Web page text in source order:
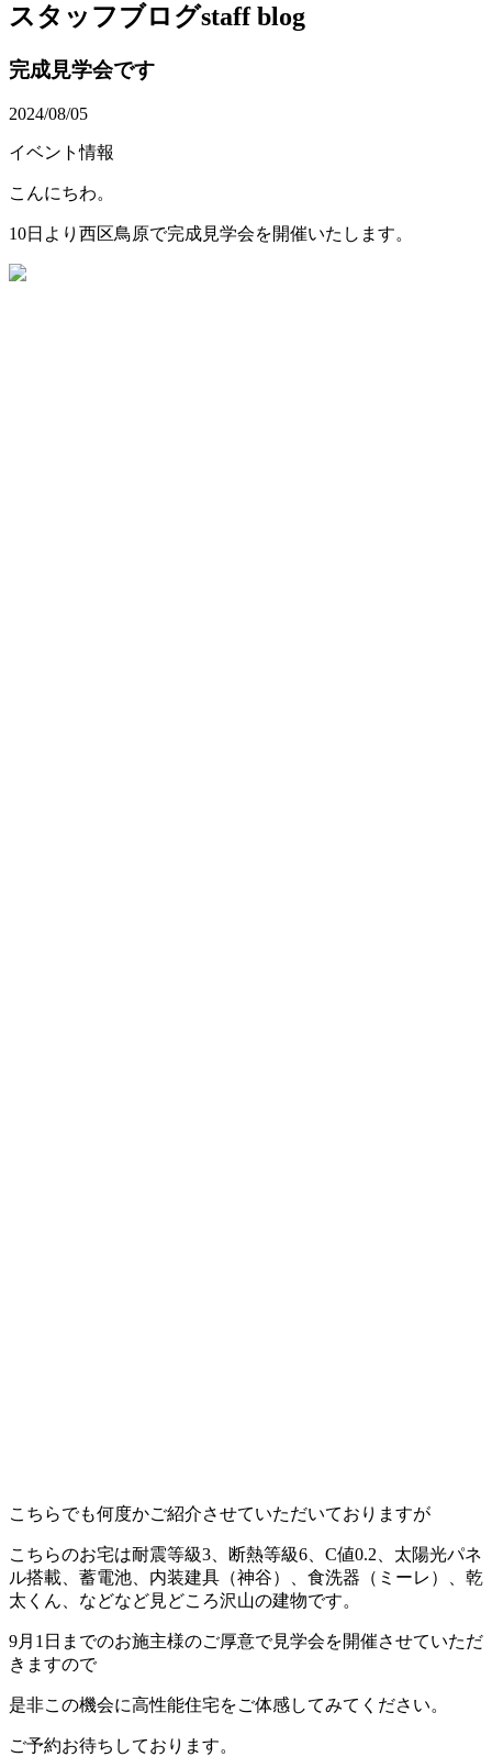
スタッフブログstaff blog
完成見学会です
2024/08/05
イベント情報
こんにちわ。
10日より西区鳥原で完成見学会を開催いたします。
こちらでも何度かご紹介させていただいておりますが
こちらのお宅は耐震等級3、断熱等級6、C値0.2、太陽光パネ
ル搭載、蓄電池、内装建具（神谷）、食洗器（ミーレ）、乾
太くん、などなど見どころ沢山の建物です。
9月1日までのお施主様のご厚意で見学会を開催させていただ
きますので
是非この機会に高性能住宅をご体感してみてください。
ご予約お待ちしております。